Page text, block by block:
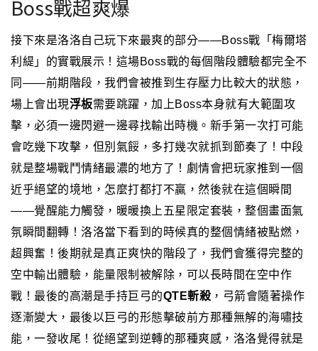
Boss戰超爽爆
接下來是洛洛自己玩下來最爽的部分——Boss戰「梅爾塔
利緹」的實戰展示！ 這場Boss戰的每個階段體驗都完全不
同——前期階段，我們會被推到生存壓力比較大的狀態，
場上會出現浮板需要跳躍，加上Boss本身就有大範圍攻
擊，必須一邊閃避一邊尋找輸出時機。新手第一次打可能
會吃幾下攻擊，但別氣餒，多打幾次就抓到節奏了！ 中段
就是整場戰鬥情緒最濃的地方了！劇情會把玩家推到一個
近乎絕望的境地，怎麼打都打不贏，然後就在這個瞬間
——覺醒能力觸發，暖暖換上五星限定套裝，整個畫面氣
氛瞬間翻轉！洛洛當下看到的時候真的整個情緒被點燃，
超興奮！ 後期就是真正爽快的階段了，我們會獲得完整的
空中輸出體驗，能量限制被解除，可以長時間在空中作
戰！最後的高潮是手持巨弓的QTE斬殺 ，弓箭會隨著操作
逐漸變大，最後以巨弓的形態擊破前方那種無解的海嘯技
能，一發收尾！ 從絕望到逆轉的那種爽感，洛洛覺得就是